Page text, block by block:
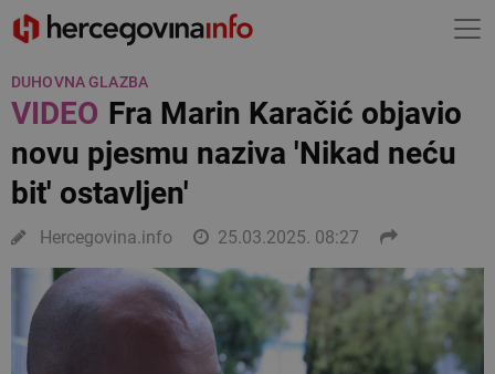
DUHOVNA GLAZBA
VIDEOFra Marin Karačić objavio
novu pjesmu naziva 'Nikad neću
bit' ostavljen'
Hercegovina.info 25.03.2025. 08:27